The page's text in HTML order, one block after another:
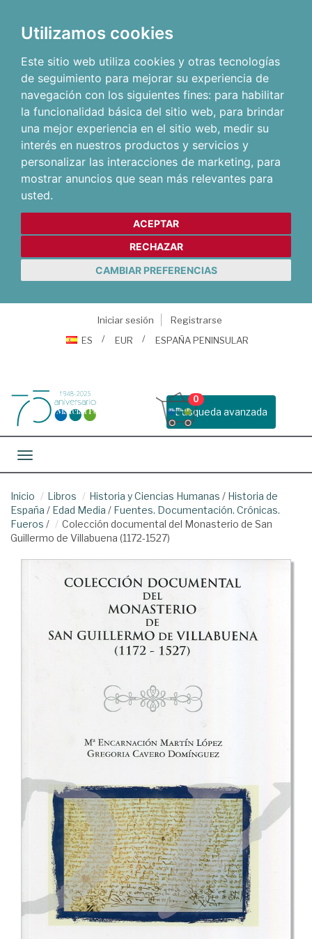
Utilizamos cookies
Este sitio web utiliza cookies y otras tecnologías
de seguimiento para mejorar su experiencia de
navegación con los siguientes fines: para habilitar
la funcionalidad básica del sitio web, para brindar
una mejor experiencia en el sitio web, medir su
interés en nuestros productos y servicios y
personalizar las interacciones de marketing, para
mostrar anuncios que sean más relevantes para
usted.
ACEPTAR
RECHAZAR
CAMBIAR PREFERENCIAS
Iniciar sesión
Registrarse
ES
EUR ESPAÑA PENINSULAR
Busqueda avanzada
0
Toggle navigation
Inicio Libros Historia y Ciencias Humanas / Historia de
España / Edad Media / Fuentes. Documentación. Crónicas.
Fueros /
Colección documental del Monasterio de San
Guillermo de Villabuena (1172-1527)